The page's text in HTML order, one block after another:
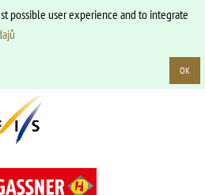
possible user experience and to integrate
OK